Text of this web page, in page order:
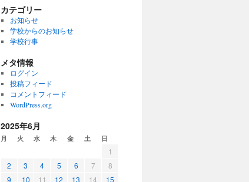
カテゴリー
お知らせ
学校からのお知らせ
学校行事
メタ情報
ログイン
投稿フィード
コメントフィード
WordPress.org
2025年6月
月 火 水 木 金 土 日
1
2
3 4 5 6 7
8
9
10 11 12 13 14
15